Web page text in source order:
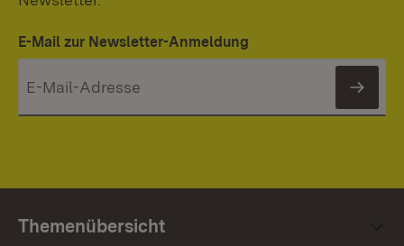
E-Mail zur Newsletter-Anmeldung
Themenübersicht